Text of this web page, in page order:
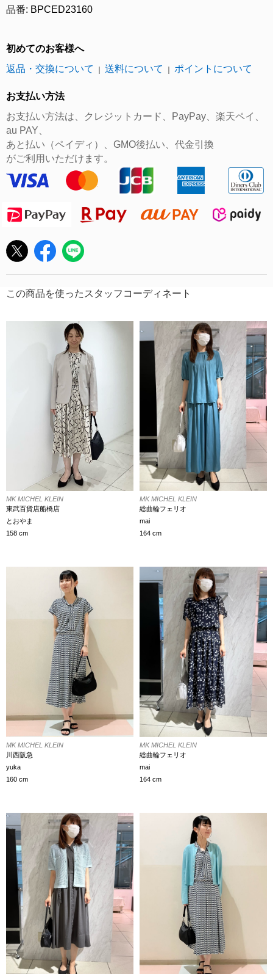
品番: BPCED23160
初めてのお客様へ
返品・交換について
｜ 送料について ｜ ポイントについて
お支払い方法
お支払い方法は、クレジットカード、PayPay、楽天ペイ、
au PAY、
あと払い（ペイディ）、GMO後払い、代金引換
がご利用いただけます。
この商品を使ったスタッフコーディネート
MK MICHEL KLEIN
東武百貨店船橋店
とおやま
158 cm
MK MICHEL KLEIN
総曲輪フェリオ
mai
164 cm
MK MICHEL KLEIN
川西阪急
yuka
160 cm
MK MICHEL KLEIN
総曲輪フェリオ
mai
164 cm